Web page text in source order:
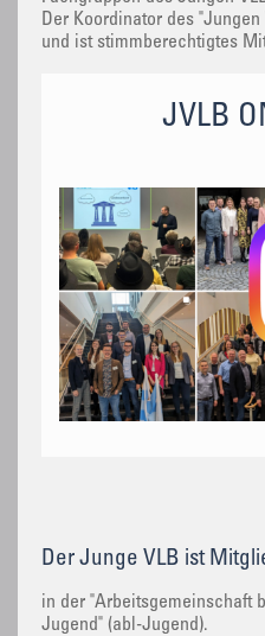
Der Koordinator des
und ist stimmberechtigtes
JVLB
Der Junge VLB ist
in der "Arbeitsgemeinschaft
Jugend" (abl-Jugend).